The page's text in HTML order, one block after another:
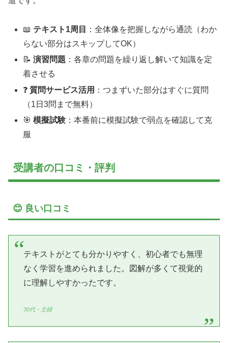
📖 テキスト1周目
：全体像を把握しながら通読（わか
らない部分はスキップしてOK）
📝演習問題 ：各章の問題を繰り返し解いて知識を定
着させる
❓質問サービス活用 ：つまずいた部分はすぐに質問
（1日3問まで無料）
🎯模擬試験 ：本番前に模擬試験で弱点を確認して克
服
受講者の口コミ・評判
😊 良い口コミ
テキストがとても分かりやすく、初心者でも無理
なく学習を進められました。図解が多くて視覚的
に理解しやすかったです。
30代・主婦